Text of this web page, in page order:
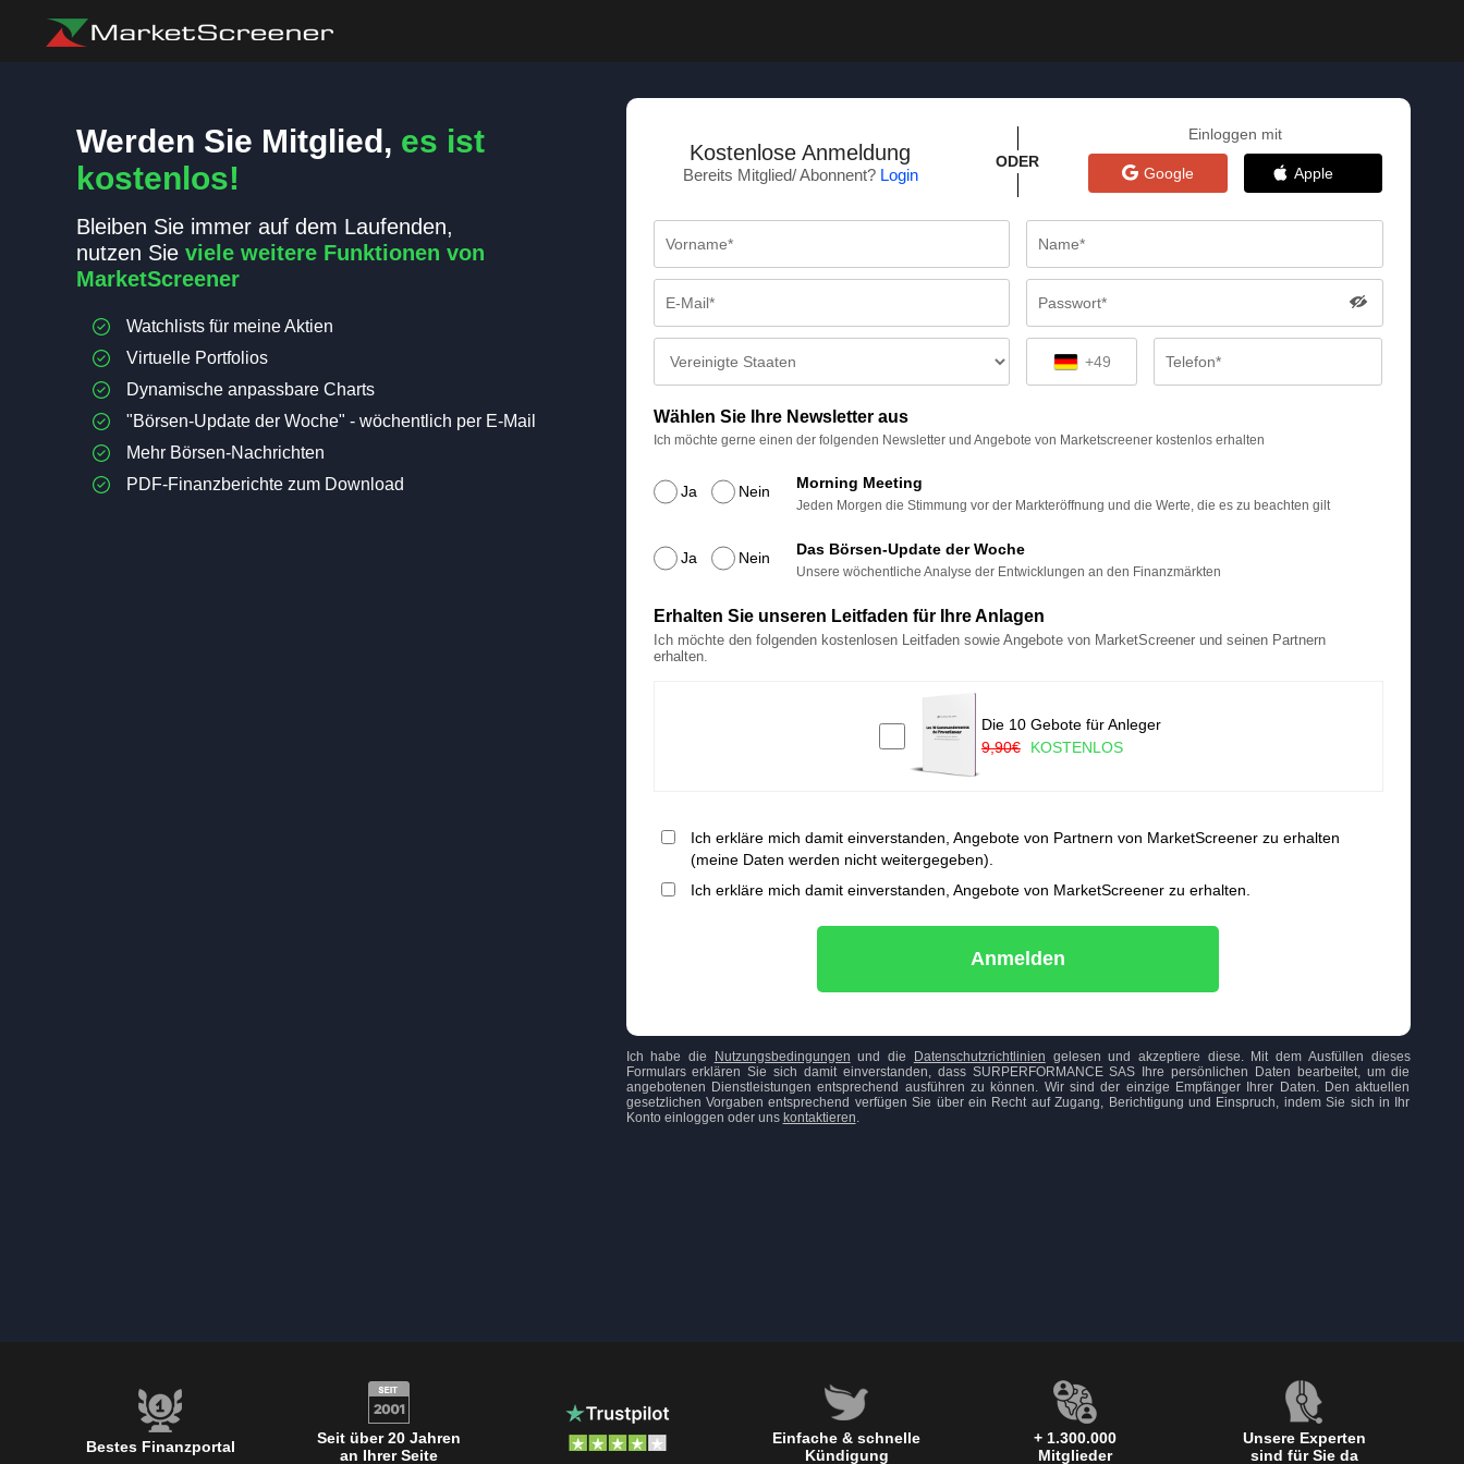
Werden Sie Mitglied, es ist
kostenlos!
Bleiben Sie immer auf dem Laufenden,
nutzen Sie viele weitere Funktionen von
MarketScreener
Watchlists für meine Aktien
Virtuelle Portfolios
Dynamische anpassbare Charts
"Börsen-Update der Woche" - wöchentlich per E-Mail
Mehr Börsen-Nachrichten
PDF-Finanzberichte zum Download
Kostenlose Anmeldung
Bereits Mitglied/ Abonnent? Login
ODER
Einloggen mit
Google Apple
+49
Wählen Sie Ihre Newsletter aus
Ich möchte gerne einen der folgenden Newsletter und Angebote von Marketscreener kostenlos erhalten
Ja Nein Morning Meeting
Jeden Morgen die Stimmung vor der Markteröffnung und die Werte, die es zu beachten gilt
Ja Nein Das Börsen-Update der Woche
Unsere wöchentliche Analyse der Entwicklungen an den Finanzmärkten
Erhalten Sie unseren Leitfaden für Ihre Anlagen
Ich möchte den folgenden kostenlosen Leitfaden sowie Angebote von MarketScreener und seinen Partnern
erhalten.
Die 10 Gebote für Anleger
9,90€
KOSTENLOS
Ich erkläre mich damit einverstanden, Angebote von Partnern von MarketScreener zu erhalten
(meine Daten werden nicht weitergegeben).
Ich erkläre mich damit einverstanden, Angebote von MarketScreener zu erhalten.
Anmelden
Ich habe die Nutzungsbedingungen und die Datenschutzrichtlinien gelesen und akzeptiere diese. Mit dem Ausfüllen dieses
Formulars erklären Sie sich damit einverstanden, dass SURPERFORMANCE SAS Ihre persönlichen Daten bearbeitet, um die
angebotenen Dienstleistungen entsprechend ausführen zu können. Wir sind der einzige Empfänger Ihrer Daten. Den aktuellen
gesetzlichen Vorgaben entsprechend verfügen Sie über ein Recht auf Zugang, Berichtigung und Einspruch, indem Sie sich in Ihr
Konto einloggen oder uns kontaktieren.
Bestes Finanzportal
Seit über 20 Jahren
an Ihrer Seite
+ 1.300.000
Mitglieder
Einfache & schnelle
Kündigung
Unsere Experten
sind für Sie da